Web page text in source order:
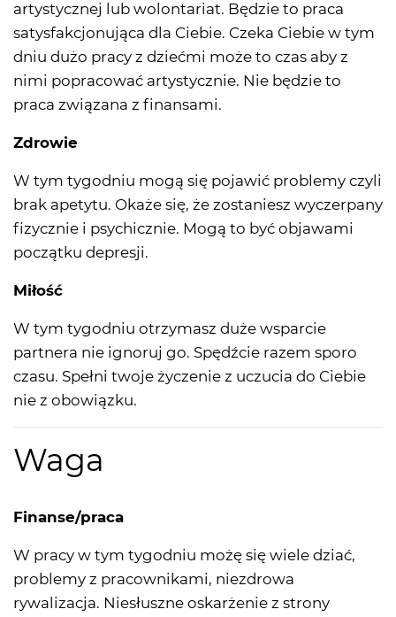
artystycznej lub wolontariat. Będzie to praca
satysfakcjonująca dla Ciebie. Czeka Ciebie w tym
dniu dużo pracy z dziećmi może to czas aby z
nimi popracować artystycznie. Nie będzie to
praca związana z finansami.
Zdrowie
W tym tygodniu mogą się pojawić problemy czyli
brak apetytu. Okaże się, że zostaniesz wyczerpany
fizycznie i psychicznie. Mogą to być objawami
początku depresji.
Miłość
W tym tygodniu otrzymasz duże wsparcie
partnera nie ignoruj go. Spędźcie razem sporo
czasu. Spełni twoje życzenie z uczucia do Ciebie
nie z obowiązku.
Waga
Finanse/praca
W pracy w tym tygodniu możę się wiele dziać,
problemy z pracownikami, niezdrowa
rywalizacja. Niesłuszne oskarżenie z strony